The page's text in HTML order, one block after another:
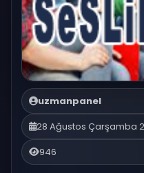
uzmanpanel
28 Ağustos Çarşamba
946